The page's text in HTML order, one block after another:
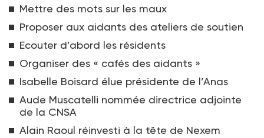
Mettre des mots sur les maux
Proposer aux aidants des ateliers de soutien
Ecouter d’abord les résidents
Organiser des « cafés des aidants »
Isabelle Boisard élue présidente de l’Anas
Aude Muscatelli nommée directrice adjointe
de la CNSA
Alain Raoul réinvesti à la tête de Nexem